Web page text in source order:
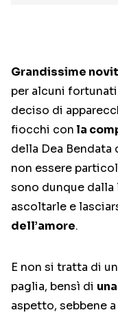
Grandissime
per alcuni
deciso di
fiocchi con la
della Dea Bendata
non essere
sono dunque dalla
ascoltarle e
dell’amore.
E non si tratta di
paglia, bensì di
aspetto, sebbene